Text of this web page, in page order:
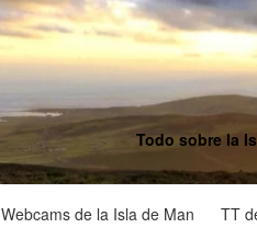
Todo sobre la
Webcams de la Isla de Man TT